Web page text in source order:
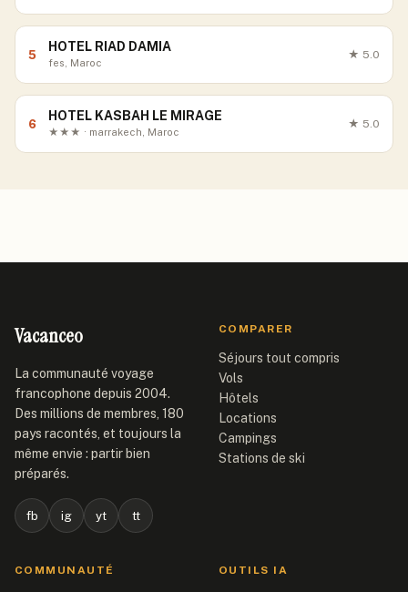
5
HOTEL RIAD DAMIA
fes, Maroc
★ 5.0
6
HOTEL KASBAH LE MIRAGE
★★★ · marrakech, Maroc
★ 5.0
Vacanceo
La communauté voyage
francophone depuis 2004.
Des millions de membres, 180
pays racontés, et toujours la
même envie : partir bien
préparés.
fb ig yt tt
COMPARER
Séjours tout compris
Vols
Hôtels
Locations
Campings
Stations de ski
COMMUNAUTÉ OUTILS IA